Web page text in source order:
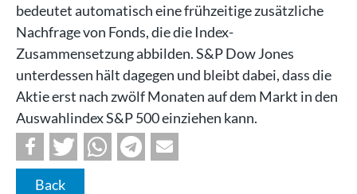
bedeutet automatisch eine frühzeitige zusätzliche
Nachfrage von Fonds, die die Index-
Zusammensetzung abbilden. S&P Dow Jones
unterdessen hält dagegen und bleibt dabei, dass die
Aktie erst nach zwölf Monaten auf dem Markt in den
Auswahlindex S&P 500 einziehen kann.
Back